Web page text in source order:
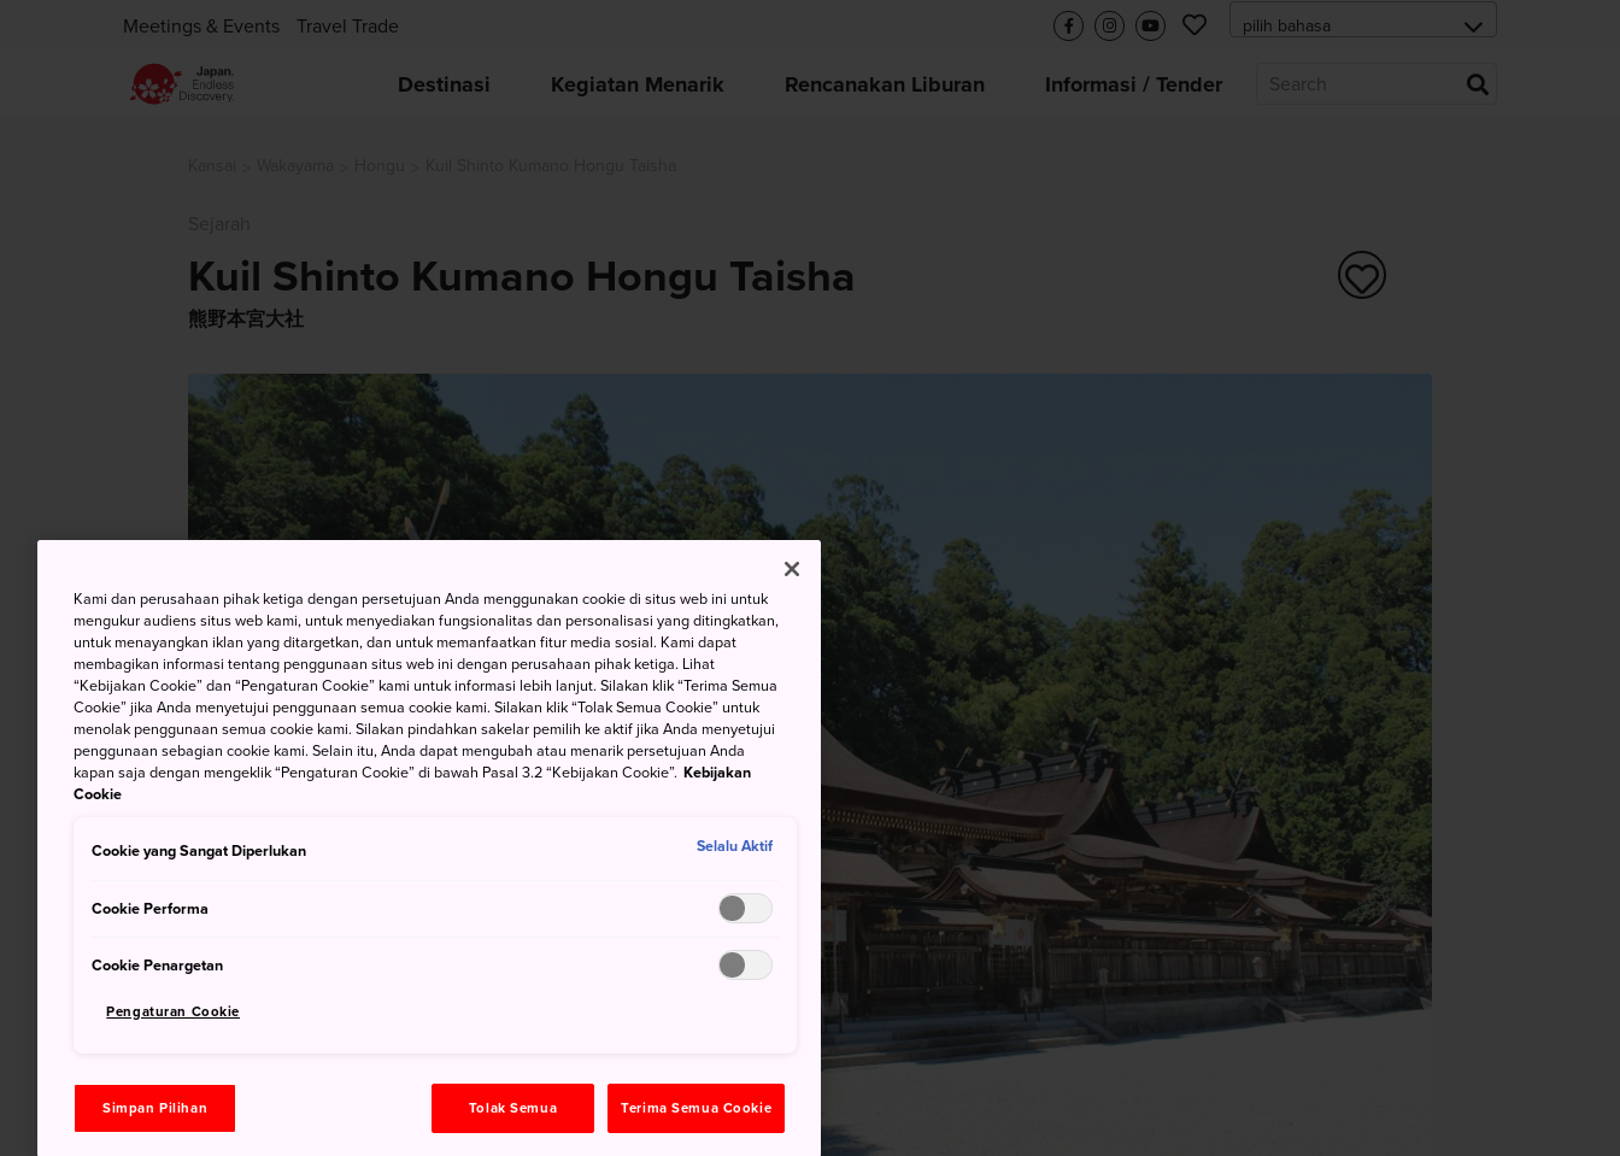
Meetings & Events Travel Trade
Destinasi Kegiatan Menarik Rencanakan Liburan Informasi / Tender
Kuil Shinto Kumano Hongu Taisha
熊野本宮大社
Kami dan perusahaan pihak ketiga dengan persetujuan Anda menggunakan cookie di situs web ini untuk
mengukur audiens situs web kami, untuk menyediakan fungsionalitas dan personalisasi yang ditingkatkan,
untuk menayangkan iklan yang ditargetkan, dan untuk memanfaatkan fitur media sosial. Kami dapat
membagikan informasi tentang penggunaan situs web ini dengan perusahaan pihak ketiga. Lihat
“Kebijakan Cookie” dan “Pengaturan Cookie” kami untuk informasi lebih lanjut. Silakan klik “Terima Semua
Cookie” jika Anda menyetujui penggunaan semua cookie kami. Silakan klik “Tolak Semua Cookie” untuk
menolak penggunaan semua cookie kami. Silakan pindahkan sakelar pemilih ke aktif jika Anda menyetujui
penggunaan sebagian cookie kami. Selain itu, Anda dapat mengubah atau menarik persetujuan Anda
kapan saja dengan mengeklik “Pengaturan Cookie” di bawah Pasal 3.2 “Kebijakan Cookie”. Kebijakan
Cookie
Cookie yang Sangat Diperlukan Selalu Aktif
Cookie Performa
Cookie Penargetan
Pengaturan Cookie
Simpan Pilihan Tolak Semua Terima Semua Cookie